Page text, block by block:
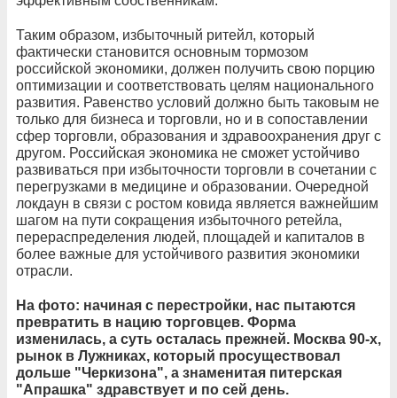
Таким образом, избыточный ритейл, который
фактически становится основным тормозом
российской экономики, должен получить свою порцию
оптимизации и соответствовать целям национального
развития. Равенство условий должно быть таковым не
только для бизнеса и торговли, но и в сопоставлении
сфер торговли, образования и здравоохранения друг с
другом. Российская экономика не сможет устойчиво
развиваться при избыточности торговли в сочетании с
перегрузками в медицине и образовании. Очередной
локдаун в связи с ростом ковида является важнейшим
шагом на пути сокращения избыточного ретейла,
перераспределения людей, площадей и капиталов в
более важные для устойчивого развития экономики
отрасли.
На фото: начиная с перестройки, нас пытаются
превратить в нацию торговцев. Форма
изменилась, а суть осталась прежней. Москва 90-х,
рынок в Лужниках, который просуществовал
дольше "Черкизона", а знаменитая питерская
"Апрашка" здравствует и по сей день.